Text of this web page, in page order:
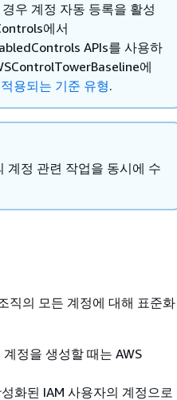
우 계정 자동 등록을 활성
에서
APIs를 사용하
에
용되는 기준 유형.
계정 관련 작업을 동시에 수
직의 모든 계정에 대해 표준화
정을 생성할 때는 AWS
화된 IAM 사용자의 계정으로